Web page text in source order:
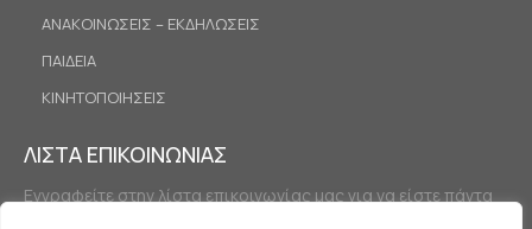
ΑΝΑΚΟΙΝΩΣΕΙΣ – ΕΚΔΗΛΩΣΕΙΣ
ΠΑΙΔΕΙΑ
ΚΙΝΗΤΟΠΟΙΗΣΕΙΣ
ΛΙΣΤΑ ΕΠΙΚΟΙΝΩΝΙΑΣ
Εγγραφείτε στην λίστα επικοινωνίας μας για να είστε πάντα